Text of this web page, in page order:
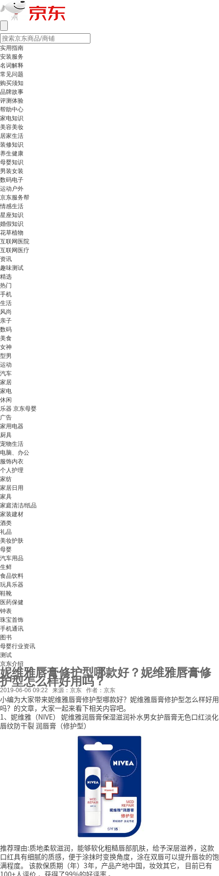
实用指南
安装服务
名词解释
常见问题
购买须知
品牌故事
评测体验
帮助中心
家电知识
美容美妆
居家生活
装修知识
养生健康
母婴知识
男装女装
数码电子
运动户外
京东服务帮
情感生活
星座知识
婚假知识
花草植物
互联网医院
互联网医疗
资讯
趣味测试
精选
热门
手机
生活
风尚
亲子
数码
美食
女神
型男
运动
汽车
家居
家电
休闲
乐器 京东母婴
广告
家用电器
厨具
宠物生活
电脑、办公
服饰内衣
个人护理
家纺
家居日用
家具
家庭清洁/纸品
家装建材
酒类
礼品
美妆护肤
母婴
汽车用品
生鲜
食品饮料
玩具乐器
鞋靴
医药保健
钟表
珠宝首饰
手机通讯
图书
母婴行业资讯
测试
京东介绍
妮维雅唇膏修护型哪款好？妮维雅唇膏修
护型怎么样好用吗？
2019-06-06 09:22 来源：京东 作者：京东
小编为大家带来妮维雅唇膏修护型哪款好？妮维雅唇膏修护型怎么样好用
吗？的文章，大家一起来看下相关内容吧。
1、妮维雅（NIVE） 妮维雅润唇膏保湿滋润补水男女护唇膏无色口红淡化
唇纹防干裂 润唇膏（修护型）
推荐理由:质地柔软滋润，能够软化粗糙唇部肌肤，给予深层滋养，这款
口红具有细腻的质感，便于涂抹时变换角度，涂在双唇可以提升唇妆的饱
满程度。 该款保质期（年）3年，产品产地中国，妆效其它，
目前已有
100+人评价 ，获得了99%的好评率 。